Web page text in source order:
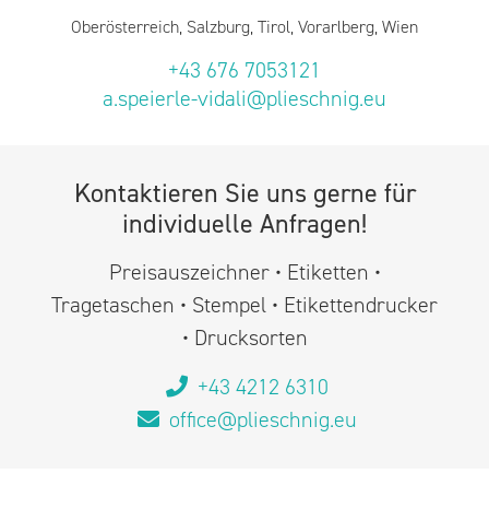
Oberösterreich, Salzburg, Tirol, Vorarlberg, Wien
+43 676 7053121
a.speierle-vidali@plieschnig.eu
Kontaktieren Sie uns gerne für
individuelle Anfragen!
Preisauszeichner • Etiketten •
Tragetaschen • Stempel • Etikettendrucker
• Drucksorten
+43 4212 6310
office@plieschnig.eu